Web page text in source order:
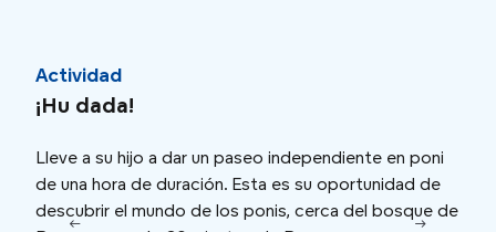
Actividad
¡Hu dada!
Lleve a su hijo a dar un paseo independiente en poni
de una hora de duración. Esta es su oportunidad de
descubrir el mundo de los ponis, cerca del bosque de